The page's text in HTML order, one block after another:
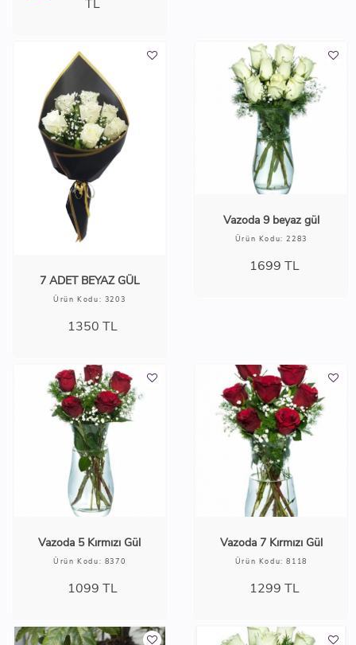
Kutuda ayıcıklar ve
çikolatalar
Ürün Kodu: 1422
5999 TL
TL
3 Gül Papatya Buketi
Ürün Kodu: 9973
1399TL
7 ADET BEYAZ GÜL
Vazoda 9 beyaz gül
Ürün Kodu: 2283
1699TL